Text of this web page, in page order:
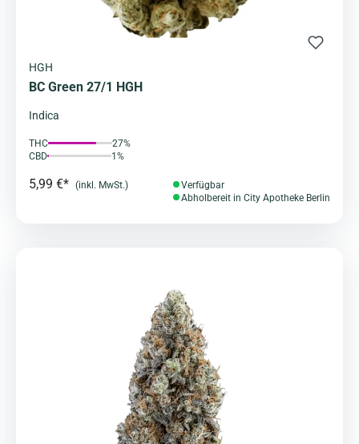
HGH
BC Green 27/1 HGH
Indica
THC
27%
CBD
1%
5,99 €* (inkl. MwSt.)
Verfügbar
Abholbereit in City Apotheke Berlin